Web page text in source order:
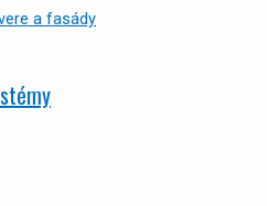
a fasády